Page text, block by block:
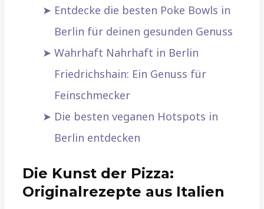
Entdecke die besten Poke Bowls in
Berlin für deinen gesunden Genuss
Wahrhaft Nahrhaft in Berlin
Friedrichshain: Ein Genuss für
Feinschmecker
Die besten veganen Hotspots in
Berlin entdecken
Die Kunst der Pizza:
Originalrezepte aus Italien